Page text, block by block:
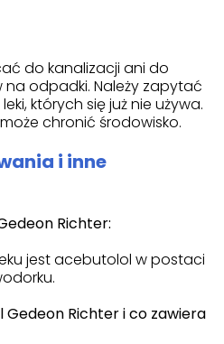
do kanalizacji ani do
odpadki. Należy zapytać
których się już nie używa.
chronić środowisko.
i inne
Richter:
jest acebutolol w postaci
Richter i co zawiera